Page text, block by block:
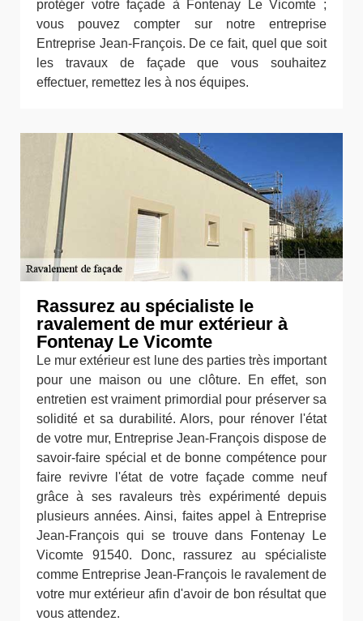
protéger votre façade à Fontenay Le Vicomte ;
vous pouvez compter sur notre entreprise
Entreprise Jean-François. De ce fait, quel que soit
les travaux de façade que vous souhaitez
effectuer, remettez les à nos équipes.
Rassurez au spécialiste le
ravalement de mur extérieur à
Fontenay Le Vicomte
Le mur extérieur est lune des parties très important
pour une maison ou une clôture. En effet, son
entretien est vraiment primordial pour préserver sa
solidité et sa durabilité. Alors, pour rénover l'état
de votre mur, Entreprise Jean-François dispose de
savoir-faire spécial et de bonne compétence pour
faire revivre l'état de votre façade comme neuf
grâce à ses ravaleurs très expérimenté depuis
plusieurs années. Ainsi, faites appel à Entreprise
Jean-François qui se trouve dans Fontenay Le
Vicomte 91540. Donc, rassurez au spécialiste
comme Entreprise Jean-François le ravalement de
votre mur extérieur afin d'avoir de bon résultat que
vous attendez.